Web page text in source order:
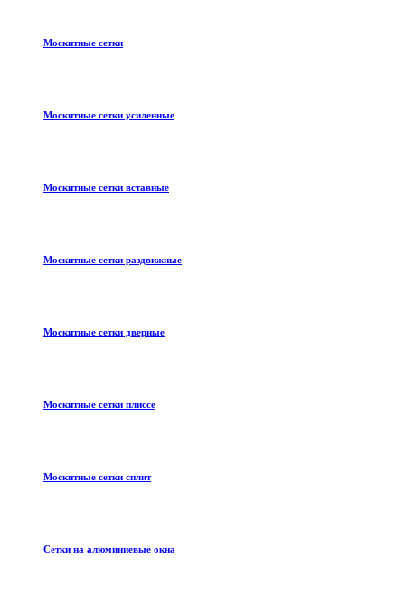
Москитные сетки
Москитные сетки усиленные
Москитные сетки вставные
Москитные сетки раздвижные
Москитные сетки дверные
Москитные сетки плиссе
Москитные сетки сплит
Сетки на алюминиевые окна